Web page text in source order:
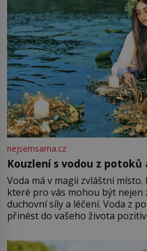
nejsemsama.cz
Kouzlení s vodou z potoků
Voda má v magii zvláštní
které pro vás mohou být nejen
duchovní síly a léčení. Voda z
přinést do vašeho života
můžete obohatit své rituály a